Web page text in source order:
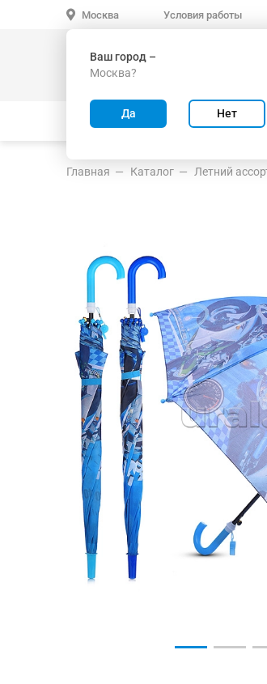
Москва
Ваш город –
Москва?
Да Нет
Условия работы
ВСЕ ТОВАРЫ ВЕЛОСИПЕДЫ
Главная Каталог Летний